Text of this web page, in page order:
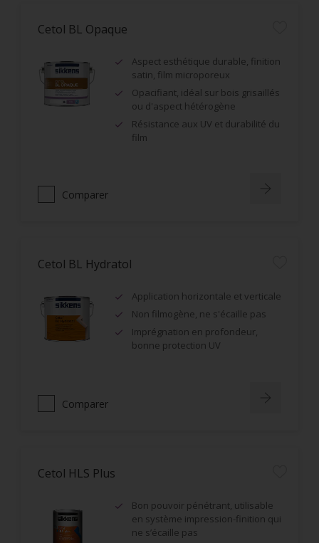
Cetol BL Opaque
Aspect esthétique durable, finition
satin, film microporeux
Opacifiant, idéal sur bois grisaillés
ou d'aspect hétérogène
Résistance aux UV et durabilité du
film
Comparer
Cetol BL Hydratol
Application horizontale et verticale
Non filmogène, ne s'écaille pas
Imprégnation en profondeur,
bonne protection UV
Comparer
Cetol HLS Plus
Bon pouvoir pénétrant, utilisable
en système impression-finition qui
ne s’écaille pas